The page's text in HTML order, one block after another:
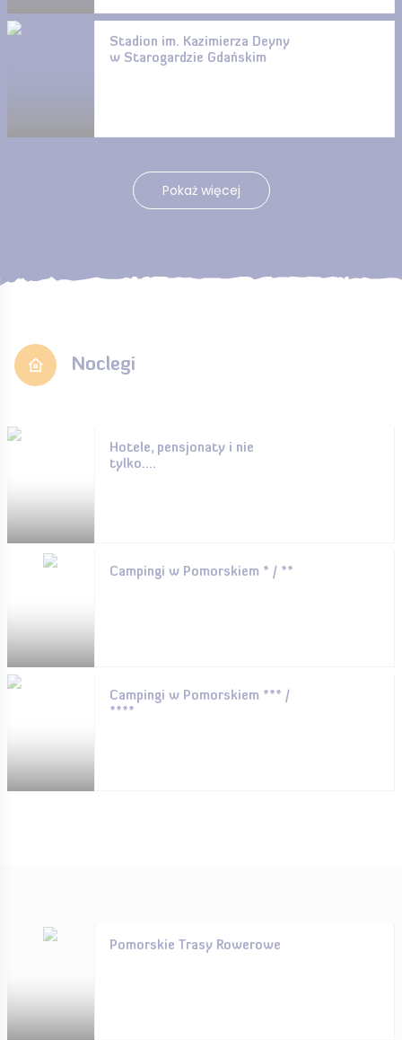
Stadion im. Kazimierza Deyny
w Starogardzie Gdańskim
Pokaż więcej
Noclegi
Hotele, pensjonaty i nie
tylko....
Campingi w Pomorskiem * / **
Campingi w Pomorskiem *** /
****
Pomorskie Trasy Rowerowe